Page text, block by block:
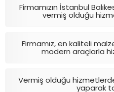
Firmamızın İstanbul
vermiş olduğu
Firmamız, en kaliteli
modern araçlarla
Vermiş olduğu
yaparak